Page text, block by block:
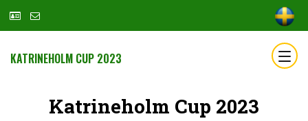
KATRINEHOLM CUP 2023
Katrineholm Cup 2023